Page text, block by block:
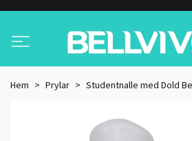
Hem Prylar Studentnalle med Dold